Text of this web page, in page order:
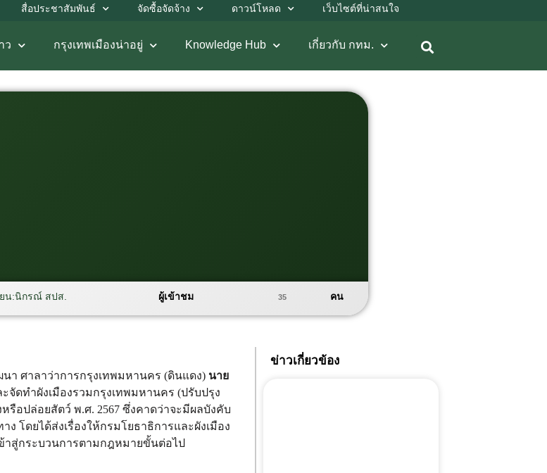
สื่อประชาสัมพันธ์ จัดซื้อจัดจ้าง ดาวน์โหลด เว็บไซต์ที่น่าสนใจ
ว กรุงเทพเมืองน่าอยู่ Knowledge Hub เกี่ยวกับ กทม.
น:นิกรณ์ สปส. ผู้เข้าชม 35 คน
า ศาลาว่าการกรุงเทพมหานคร (ดินแดง) นาย
จัดทำผังเมืองรวมกรุงเทพมหานคร (ปรับปรุง
อปล่อยสัตว์ พ.ศ. 2567 ซึ่งคาดว่าจะมีผลบังคับ
โดยได้ส่งเรื่องให้กรมโยธาธิการและผังเมือง
าสู่กระบวนการตามกฎหมายขั้นต่อไป
ข่าวเกี่ยวข้อง